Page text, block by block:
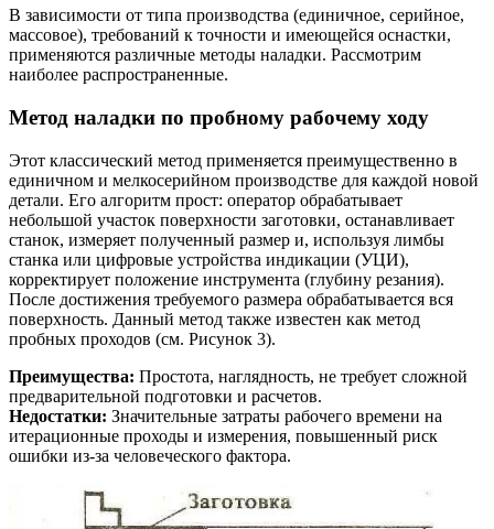
В зависимости от типа производства (единичное, серийное,
массовое), требований к точности и имеющейся оснастки,
применяются различные методы наладки. Рассмотрим
наиболее распространенные.
Метод наладки по пробному рабочему ходу
Этот классический метод применяется преимущественно в
единичном и мелкосерийном производстве для каждой новой
детали. Его алгоритм прост: оператор обрабатывает
небольшой участок поверхности заготовки, останавливает
станок, измеряет полученный размер и, используя лимбы
станка или цифровые устройства индикации (УЦИ),
корректирует положение инструмента (глубину резания).
После достижения требуемого размера обрабатывается вся
поверхность. Данный метод также известен как метод
пробных проходов (см. Рисунок 3).
Преимущества: Простота, наглядность, не требует сложной
предварительной подготовки и расчетов.
Недостатки: Значительные затраты рабочего времени на
итерационные проходы и измерения, повышенный риск
ошибки из-за человеческого фактора.